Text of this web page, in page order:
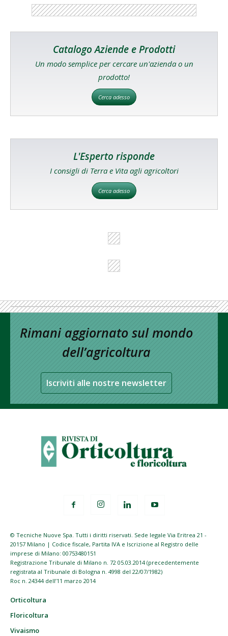
Catalogo Aziende e Prodotti
Un modo semplice per cercare un'azienda o un
prodotto!
Cerca adesso
L'Esperto risponde
I consigli di Terra e Vita agli agricoltori
Cerca adesso
Rimani aggiornato sul mondo
dell’agricoltura
Iscriviti alle nostre newsletter
© Tecniche Nuove Spa. Tutti i diritti riservati. Sede legale Via Eritrea 21 -
20157 Milano | Codice fiscale, Partita IVA e Iscrizione al Registro delle
imprese di Milano: 00753480151
Registrazione Tribunale di Milano n. 72 05.03.2014 (precedentemente
registrata al Tribunale di Bologna n. 4998 del 22/07/1982)
Roc n. 24344 dell’11 marzo 2014
Orticoltura
Floricoltura
Vivaismo